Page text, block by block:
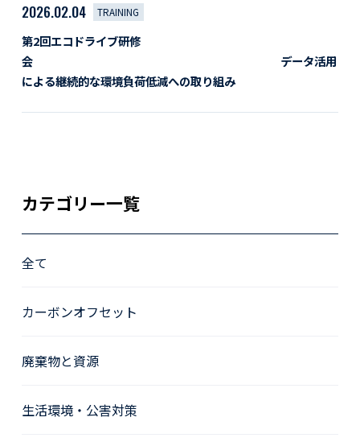
採用エントリー
Social link
2026.02.04 TRAINING
第2回エコドライブ研修
会 データ活用
による継続的な環境負荷低減への取り組み
カテゴリー一覧
全て
カーボンオフセット
廃棄物と資源
生活環境・公害対策